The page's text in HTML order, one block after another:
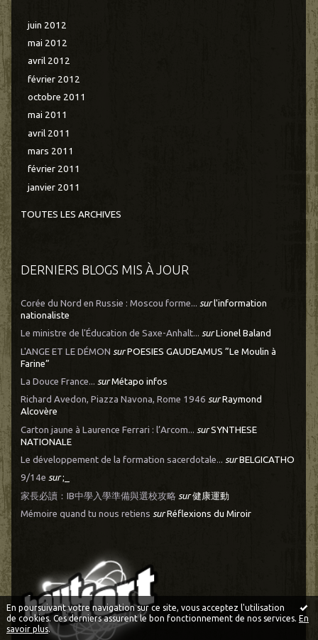
En poursuivant votre navigation sur ce site, vous acceptez l'utilisation
de cookies. Ces derniers assurent le bon fonctionnement de nos services. En
savoir plus.
juin 2012
mai 2012
avril 2012
février 2012
octobre 2011
mai 2011
avril 2011
mars 2011
février 2011
janvier 2011
TOUTES LES ARCHIVES
DERNIERS BLOGS MIS À JOUR
Corée du Nord en Russie : Moscou forme... surl'information
nationaliste
Le ministre de l'Éducation de Saxe-Anhalt... surLionel Baland
L'ANGE ET LE DÉMON surPOESIES GAUDEAMUS ”Le Moulin à
Farine”
La Douce France... surMétapo infos
Richard Avedon, Piazza Navona, Rome 1946 surRaymond
Alcovère
Carton jaune à Laurence Ferrari : l’Arcom... surSYNTHESE
NATIONALE
Le développement de la formation sacerdotale... surBELGICATHO
9/14e sur;_
家長必讀：IB中學入學準備與選校攻略 sur健康運動
Mémoire quand tu nous retiens surRéflexions du Miroir